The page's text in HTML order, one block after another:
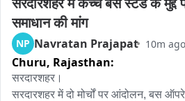
सरदारशहर में कच्चे बस स्टैंड के
समाधान की मांग
NP Navratan Prajapat 10m ago
Churu, Rajasthan:
सरदारशहर।
सरदारशहर में दो मोर्चों पर आंदोलन, बस